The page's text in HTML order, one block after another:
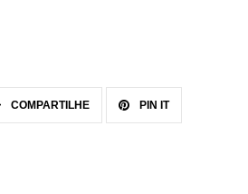
COMPARTILHE PIN IT